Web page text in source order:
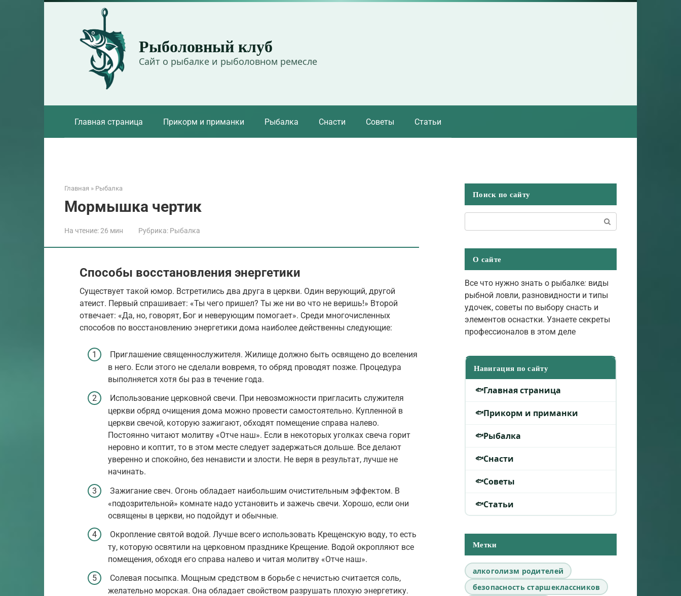
Рыболовный клуб
Сайт о рыбалке и рыболовном ремесле
Главная страница Прикорм и приманки Рыбалка Снасти Советы Статьи
Главная » Рыбалка
Мормышка чертик
На чтение:26 мин Рубрика: Рыбалка
Способы восстановления энергетики
Существует такой юмор. Встретились два друга в церкви. Один верующий, другой
атеист. Первый спрашивает: «Ты чего пришел? Ты же ни во что не веришь!» Второй
отвечает: «Да, но, говорят, Бог и неверующим помогает». Среди многочисленных
способов по восстановлению энергетики дома наиболее действенны следующие:
Приглашение священнослужителя. Жилище должно быть освящено до вселения
в него. Если этого не сделали вовремя, то обряд проводят позже. Процедура
выполняется хотя бы раз в течение года.
Использование церковной свечи. При невозможности пригласить служителя
церкви обряд очищения дома можно провести самостоятельно. Купленной в
церкви свечой, которую зажигают, обходят помещение справа налево.
Постоянно читают молитву «Отче наш». Если в некоторых уголках свеча горит
неровно и коптит, то в этом месте следует задержаться дольше. Все делают
уверенно и спокойно, без ненависти и злости. Не веря в результат, лучше не
начинать.
Зажигание свеч. Огонь обладает наибольшим очистительным эффектом. В
«подозрительной» комнате надо установить и зажечь свечи. Хорошо, если они
освящены в церкви, но подойдут и обычные.
Окропление святой водой. Лучше всего использовать Крещенскую воду, то есть
ту, которую освятили на церковном празднике Крещение. Водой окропляют все
помещения, обходя его справа налево и читая молитву «Отче наш».
Солевая посыпка. Мощным средством в борьбе с нечистью считается соль,
желательно морская. Она обладает свойством разрушать плохую энергетику.
Поиск по сайту
О сайте
Все что нужно знать о рыбалке: виды
рыбной ловли, разновидности и типы
удочек, советы по выбору снасть и
элементов оснастки. Узнаете секреты
профессионалов в этом деле
Навигация по сайту
Главная страница
Прикорм и приманки
Рыбалка
Снасти
Советы
Статьи
Метки
алкоголизм родителей
безопасность старшеклассников